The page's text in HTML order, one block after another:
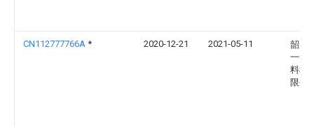
CN112777766A * 2020-12-21 2021-05-11
韶关
一金
料科
限公